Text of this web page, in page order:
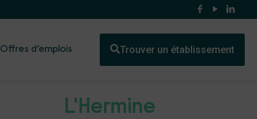
Offres d’emplois Trouver un établissement
L'Hermine